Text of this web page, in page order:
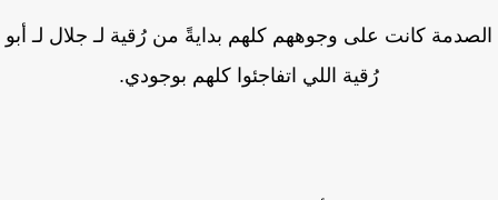
كانت على وجوههم كلهم بدايةً من رُقية لـ جلال لـ أبو
رُقية اللي اتفاجئوا كلهم بوجودي.